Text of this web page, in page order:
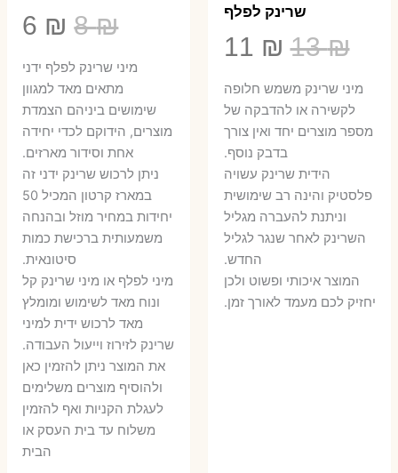
שרינק לפלף
13₪
המחיר
המקורי
היה:
13 ₪.
11 ₪
הוא:
​מיני שרינק משמש חלופה
לקשירה או להדבקה של
מספר מוצרים יחד ואין צורך
בדבק נוסף.
הידית שרינק עשויה
פלסטיק והינה רב שימושית
וניתנת להעברה מגליל
השרינק לאחר שנגר לגליל
החדש.
המוצר איכותי ופשוט ולכן
יחזיק לכם מעמד לאורך זמן.
8₪
היה:
8 ₪.
6 ₪
6 ₪.
מיני שרינק לפלף ידני
מתאים מאד למגוון
שימושים ביניהם הצמדת
מוצרים, הידוקם לכדי יחידה
אחת וסידור מארזים.
ניתן לרכוש שרינק ידני זה
במארז קרטון המכיל 50
יחידות במחיר מוזל ובהנחה
משמעותית ברכישת כמות
סיטונאית.
מיני לפלף או מיני שרינק קל
ונוח מאד לשימוש ומומלץ
מאד לרכוש ידית למיני
שרינק לזירוז וייעול העבודה.
את המוצר ניתן להזמין כאן
ולהוסיף מוצרים משלימים
לעגלת הקניות ואף להזמין
משלוח עד בית העסק או
הבית